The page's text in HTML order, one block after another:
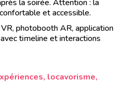
la soirée. Attention : la
et accessible.
photobooth AR, application
timeline et interactions
locavorisme,